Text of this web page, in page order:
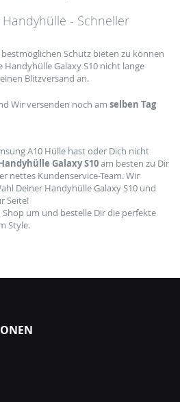
Handyhülle - Schneller
Schutz bieten zu können
Galaxy S10 nicht lange
Blitzversand an.
Wir versenden noch am selben Tag
A10 Hülle hast oder Dich nicht
Galaxy S10am besten zu Dir
nettes Kundenservice-Team. Wir
Deiner Handyhülle Galaxy S10 und
Seite!
um und bestelle Dir die perfekte
Style.